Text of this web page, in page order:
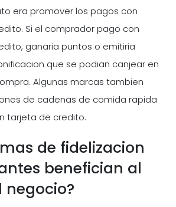
era promover los pagos con
Si el comprador pago con
ganaria puntos o emitiria
que se podian canjear en
Algunas marcas tambien
de cadenas de comida rapida
tarjeta de credito.
de fidelizacion
benefician al
negocio?